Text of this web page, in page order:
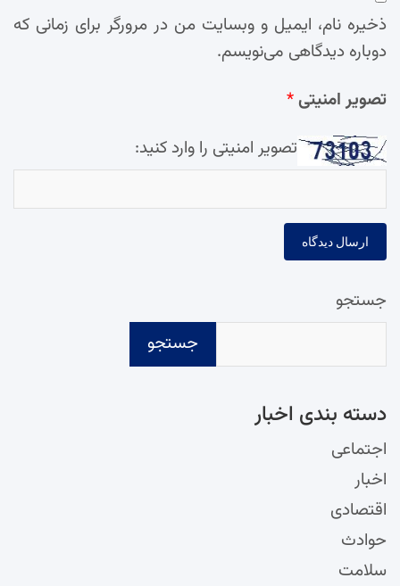
ذخیره نام، ایمیل و وبسایت من در مرورگر برای زمانی که
دوباره دیدگاهی می‌نویسم.
تصویر امنیتی*
تصویر امنیتی را وارد کنید:
جستجو
جستجو
دسته‌ بندی اخبار
اجتماعی
اخبار
اقتصادی
حوادث
سلامت